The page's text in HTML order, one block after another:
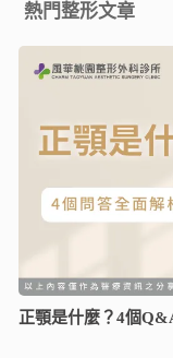
熱門整形文章
正顎是什麼？4個